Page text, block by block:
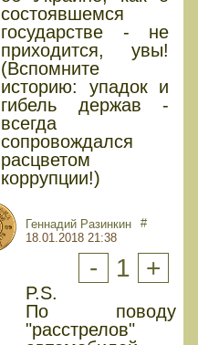
состоявшемся
государстве - не
приходится, увы!
(Вспомните
историю: упадок и
гибель держав -
всегда
сопровождался
расцветом
коррупции!)
Геннадий Разинкин
18.01.2018 21:38
#
- 1 +
P.S.
По поводу
"расстрелов"